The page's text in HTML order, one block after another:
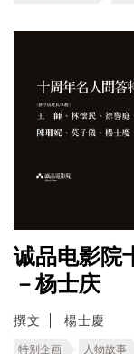
诚品电影院
－杨士庆
撰文 楊士慶
特别企画 人物故事